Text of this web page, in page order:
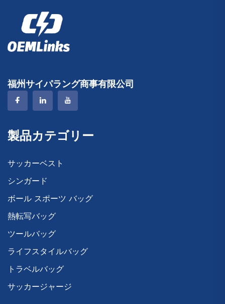
福州サイパラング商事有限公司
製品カテゴリー
サッカーベスト
シンガード
ボール スポーツ バッグ
熱転写バッグ
ツールバッグ
ライフスタイルバッグ
トラベルバッグ
サッカージャージ